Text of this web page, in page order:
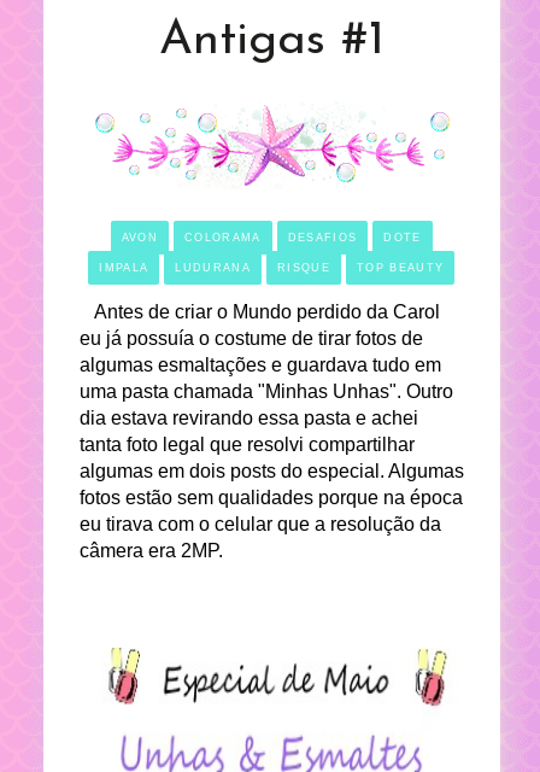
Antigas #1
AVON COLORAMA DESAFIOS DOTE
IMPALA LUDURANA RISQUE TOP BEAUTY
Antes de criar o Mundo perdido da Carol
eu já possuía o costume de tirar fotos de
algumas esmaltações e guardava tudo em
uma pasta chamada "Minhas Unhas". Outro
dia estava revirando essa pasta e achei
tanta foto legal que resolvi compartilhar
algumas em dois posts do especial. Algumas
fotos estão sem qualidades porque na época
eu tirava com o celular que a resolução da
câmera era 2MP.